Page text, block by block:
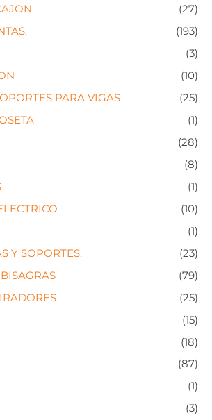
(27)
(193)
(3)
(10)
PARA VIGAS
(25)
(1)
(28)
(8)
(1)
(10)
(1)
Y SOPORTES.
(23)
(79)
(25)
(15)
(18)
(87)
(1)
(3)